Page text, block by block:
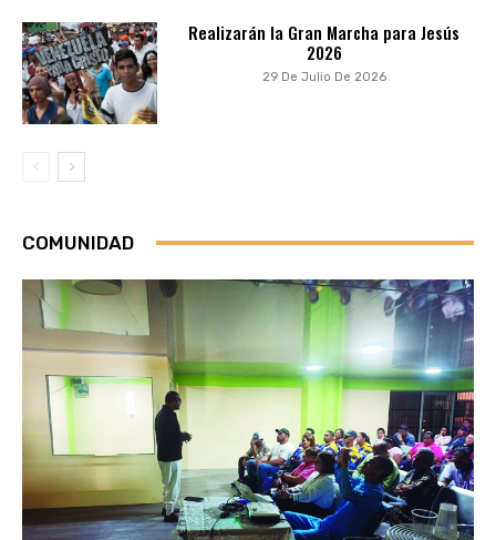
Realizarán la Gran Marcha para Jesús
2026
29 De Julio De 2026
COMUNIDAD